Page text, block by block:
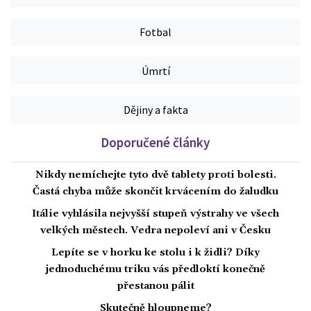
Fotbal
Úmrtí
Dějiny a fakta
Doporučené články
Nikdy nemíchejte tyto dvě tablety proti bolesti.
Častá chyba může skončit krvácením do žaludku
Itálie vyhlásila nejvyšší stupeň výstrahy ve všech
velkých městech. Vedra nepoleví ani v Česku
Lepíte se v horku ke stolu i k židli? Díky
jednoduchému triku vás předloktí konečně
přestanou pálit
Skutečně hloupneme?